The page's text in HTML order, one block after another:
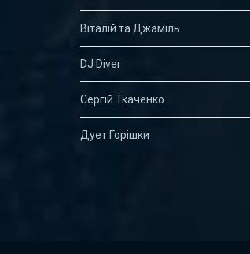
Віталій та Джаміль
DJ Diver
Сергій Ткаченко
Дует Горішки